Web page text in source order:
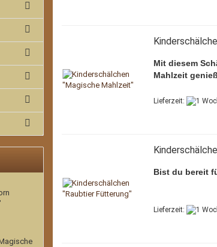
Mit diesem
Mahlzeit
Lieferzeit:
Bist du bereit
Lieferzeit: